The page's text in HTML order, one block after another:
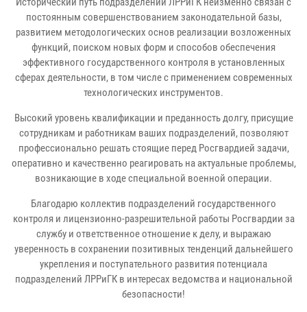
постоянным совершенствованием законодательной базы,
развитием методологических основ реализации возложенных
функций, поиском новых форм и способов обеспечения
эффективного государственного контроля в установленных
сферах деятельности, в том числе с применением современных
технологических инструментов.
Высокий уровень квалификации и преданность долгу, присущие
сотрудникам и работникам ваших подразделений, позволяют
профессионально решать стоящие перед Росгвардией задачи,
оперативно и качественно реагировать на актуальные проблемы,
возникающие в ходе специальной военной операции.
Благодарю коллектив подразделений государственного
контроля и лицензионно-разрешительной работы Росгвардии за
службу и ответственное отношение к делу, и выражаю
уверенность в сохранении позитивных тенденций дальнейшего
укрепления и поступательного развития потенциала
подразделений ЛРРиГК в интересах ведомства и национальной
безопасности!